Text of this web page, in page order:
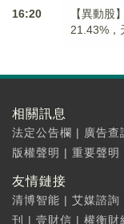
16:20
【異動股
21.43%，
相關訊息
法定公告欄 | 廣告查
版權聲明 | 重要聲明
友情鏈接
清博智能 | 艾媒諮詢
刊
| 壹財信 | 權衡財